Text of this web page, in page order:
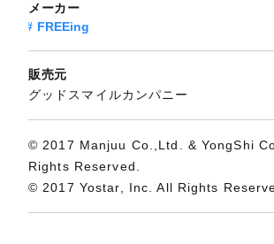
メーカー
FREEing
販売元
グッドスマイルカンパニー
© 2017 Manjuu Co.,Ltd. & YongShi
Rights Reserved.
© 2017 Yostar, Inc. All Rights